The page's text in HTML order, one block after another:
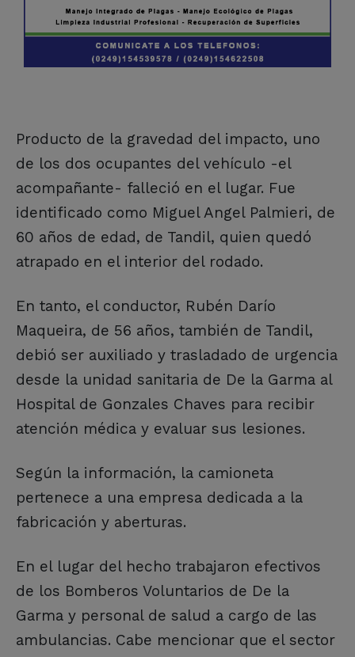
Producto de la gravedad del impacto, uno
de los dos ocupantes del vehículo -el
acompañante- falleció en el lugar. Fue
identificado como Miguel Angel Palmieri, de
60 años de edad, de Tandil, quien quedó
atrapado en el interior del rodado.
En tanto, el conductor, Rubén Darío
Maqueira, de 56 años, también de Tandil,
debió ser auxiliado y trasladado de urgencia
desde la unidad sanitaria de De la Garma al
Hospital de Gonzales Chaves para recibir
atención médica y evaluar sus lesiones.
Según la información, la camioneta
pertenece a una empresa dedicada a la
fabricación y aberturas.
En el lugar del hecho trabajaron efectivos
de los Bomberos Voluntarios de De la
Garma y personal de salud a cargo de las
ambulancias. Cabe mencionar que el sector